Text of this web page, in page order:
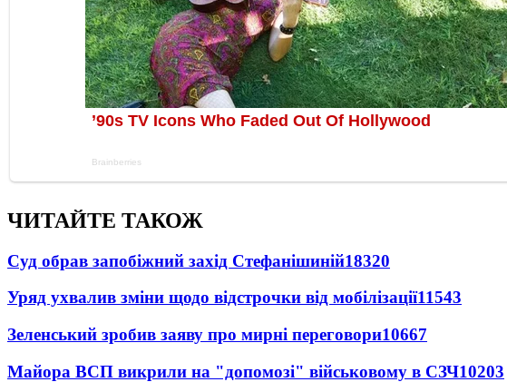
ЧИТАЙТЕ ТАКОЖ
Суд обрав запобіжний захід Стефанішиній18320
Уряд ухвалив зміни щодо відстрочки від мобілізації11543
Зеленський зробив заяву про мирні переговори10667
Майора ВСП викрили на "допомозі" військовому в СЗЧ10203